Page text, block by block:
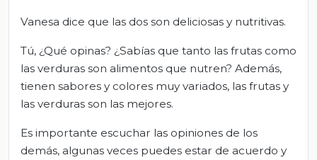
Vanesa dice que las dos son deliciosas y nutritivas.
Tú, ¿Qué opinas? ¿Sabías que tanto las frutas como
las verduras son alimentos que nutren? Además,
tienen sabores y colores muy variados, las frutas y
las verduras son las mejores.
Es importante escuchar las opiniones de los
demás, algunas veces puedes estar de acuerdo y